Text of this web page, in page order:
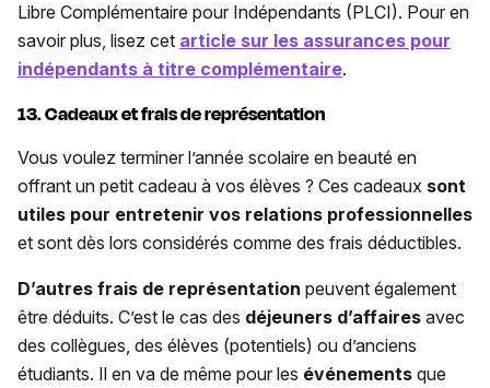
Libre Complémentaire pour Indépendants (PLCI). Pour en
savoir plus, lisez cet article sur les assurances pour
indépendants à titre complémentaire.
13. Cadeaux et frais de représentation
Vous voulez terminer l’année scolaire en beauté en
offrant un petit cadeau à vos élèves ? Ces cadeaux sont
utiles pour entretenir vos relations professionnelles
et sont dès lors considérés comme des frais déductibles.
D’autres frais de représentation peuvent également
être déduits. C’est le cas des déjeuners d’affaires avec
des collègues, des élèves (potentiels) ou d’anciens
étudiants. Il en va de même pour les événements que